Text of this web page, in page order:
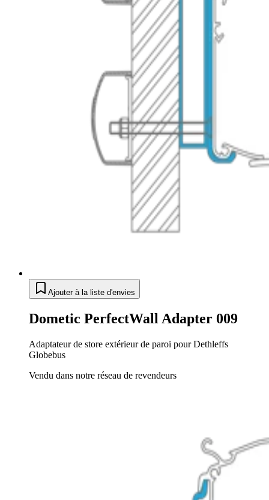
Ajouter à la liste d'envies
Dometic PerfectWall Adapter 009
Adaptateur de store extérieur de paroi pour Dethleffs
Globebus
Vendu dans notre réseau de revendeurs